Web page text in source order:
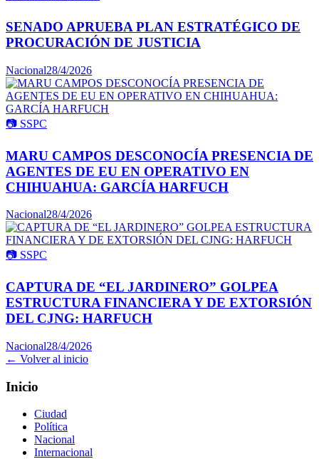
SENADO APRUEBA PLAN ESTRATÉGICO DE
PROCURACIÓN DE JUSTICIA
Nacional28/4/2026
📷 SSPC
MARU CAMPOS DESCONOCÍA PRESENCIA DE
AGENTES DE EU EN OPERATIVO EN
CHIHUAHUA: GARCÍA HARFUCH
Nacional28/4/2026
📷 SSPC
CAPTURA DE “EL JARDINERO” GOLPEA
ESTRUCTURA FINANCIERA Y DE EXTORSIÓN
DEL CJNG: HARFUCH
Nacional28/4/2026
← Volver al inicio
Inicio
Ciudad
Política
Nacional
Internacional